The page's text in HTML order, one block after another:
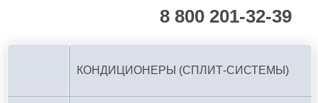
8 800 201-32-39
КОНДИЦИОНЕРЫ (СПЛИТ-СИСТЕМЫ)